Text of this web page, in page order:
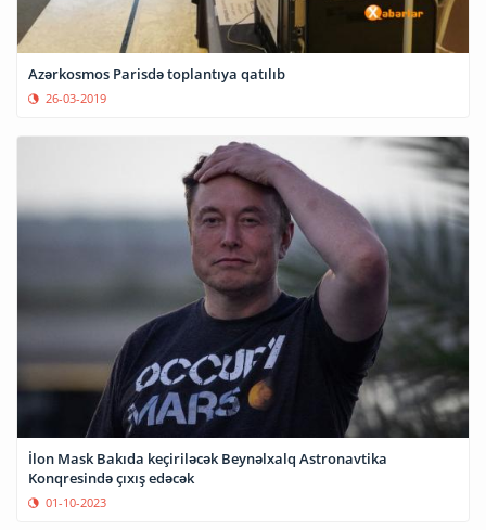
Azərkosmos Parisdə toplantıya qatılıb
26-03-2019
İlon Mask Bakıda keçiriləcək Beynəlxalq Astronavtika
Konqresində çıxış edəcək
01-10-2023